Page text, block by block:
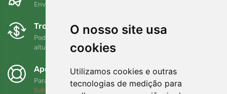
O nosso site usa
cookies
Utilizamos cookies e outras
tecnologias de medição para
Envio gratuito para encomendas superiores a 80 EUR
Trocas e devoluções gratuitas
Pode devolver ou trocar a sua encomenda em qualquer
altura no prazo de 90 dias
Apoiamos a Trees.org
Para cada encomenda plantamos uma árvore! Leia mais
Sobre nós